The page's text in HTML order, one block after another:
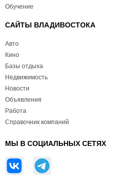
Обучение
САЙТЫ ВЛАДИВОСТОКА
Авто
Кино
Базы отдыха
Недвижимость
Новости
Объявления
Работа
Справочник компаний
МЫ В СОЦИАЛЬНЫХ СЕТЯХ